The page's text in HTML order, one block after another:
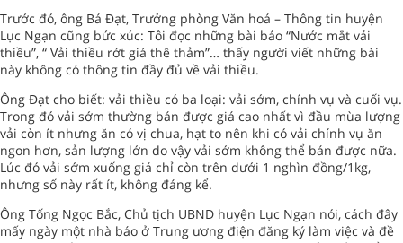
Trước đó, ông Bá Đạt, Trưởng phòng Văn hoá – Thông tin huyện
Lục Ngạn cũng bức xúc: Tôi đọc những bài báo “Nước mắt vải
thiều”, “ Vải thiều rớt giá thê thảm”… thấy người viết những bài
này không có thông tin đầy đủ về vải thiều.
Ông Đạt cho biết: vải thiều có ba loại: vải sớm, chính vụ và cuối vụ.
Trong đó vải sớm thường bán được giá cao nhất vì đầu mùa lượng
vải còn ít nhưng ăn có vị chua, hạt to nên khi có vải chính vụ ăn
ngon hơn, sản lượng lớn do vậy vải sớm không thể bán được nữa.
Lúc đó vải sớm xuống giá chỉ còn trên dưới 1 nghìn đồng/1kg,
nhưng số này rất ít, không đáng kể.
Ông Tống Ngọc Bắc, Chủ tịch UBND huyện Lục Ngạn nói, cách đây
mấy ngày một nhà báo ở Trung ương điện đăng ký làm việc và đề